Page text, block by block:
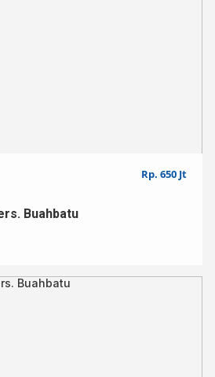
Rp. 650 Jt
Buahbatu